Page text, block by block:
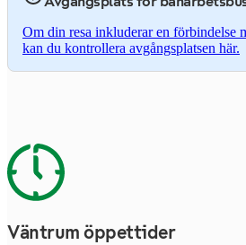
Om din resa inkluderar en förbindelse
kan du kontrollera avgångsplatsen här.
,Öppnas i en ny flik
Väntrum öppettider